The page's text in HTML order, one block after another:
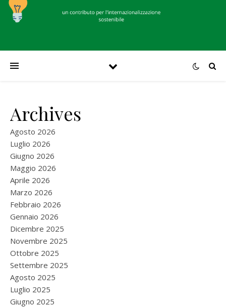
Archives
Agosto 2026
Luglio 2026
Giugno 2026
Maggio 2026
Aprile 2026
Marzo 2026
Febbraio 2026
Gennaio 2026
Dicembre 2025
Novembre 2025
Ottobre 2025
Settembre 2025
Agosto 2025
Luglio 2025
Giugno 2025